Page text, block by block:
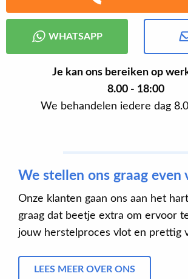
WHATSAPP
Je kan ons bereiken op
8.00 - 18:00
We behandelen iedere dag
We stellen ons graag even
Onze klanten gaan ons aan het
graag dat beetje extra om ervoor
jouw herstelproces vlot en prettig
LEES MEER OVER ONS